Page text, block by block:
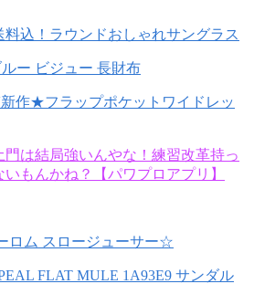
料込！ラウンドおしゃれサングラス
ー ビジュー 長財布
作★フラップポケットワイドレッ
門は結局強いんやな！練習改革持っ
もんかね？【パワプロアプリ】
ロム スロージューサー☆
FLAT MULE 1A93E9 サンダル